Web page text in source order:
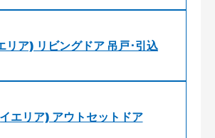
ア) リビングドア 吊戸･引込
エリア) アウトセットドア